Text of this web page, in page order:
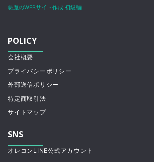
悪魔のWEBサイト作成 初級編
POLICY
会社概要
プライバシーポリシー
外部送信ポリシー
特定商取引法
サイトマップ
SNS
オレコンLINE公式アカウント